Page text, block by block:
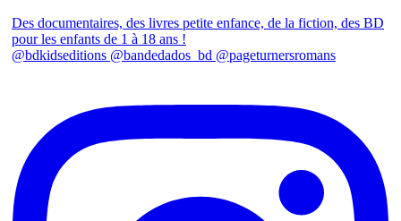
Des documentaires, des livres petite enfance, de la fiction, des BD
pour les enfants de 1 à 18 ans !
@bdkidseditions @bandedados_bd @pageturnersromans